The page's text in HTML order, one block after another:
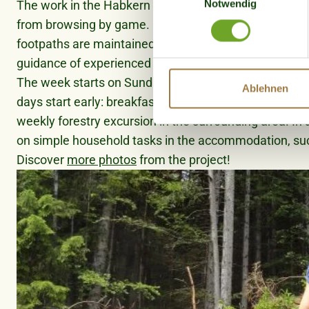
Erfahren Sie mehr
Einzelheitenfest.
Wir verwenden Cookies,
und die Zugriffe auf unsere
der Dienste gesammelt
Notwendig
Ablehnen
The work in the Habkern project focuses on
from browsing by game. In addition, moorland areas
footpaths are maintained and cultural landscapes
guidance of experienced project and group leaders.
The week starts on Sunday with an introduction to
days start early: breakfast is served at 6:30 a.m. and
weekly forestry excursion in the surrounding area.
on simple household tasks in the accommodation,
Discover more photosfrom the project!
Bild